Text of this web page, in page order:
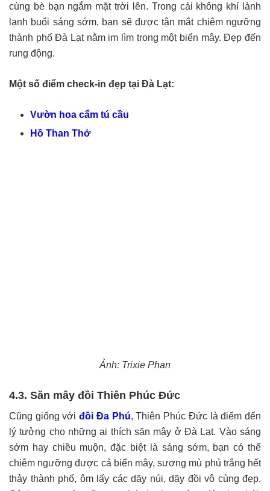
cùng bè bạn ngắm mặt trời lên. Trong cái không khí lành
lạnh buổi sáng sớm, bạn sẽ được tận mắt chiêm ngưỡng
thành phố Đà Lạt nằm im lìm trong một biển mây. Đẹp đến
rung động.
Một số điểm check-in đẹp tại Đà Lạt:
Vườn hoa cẩm tú cầu
Hồ Than Thở
Ảnh: Trixie Phan
4.3. Săn mây đồi Thiên Phúc Đức
Cũng giống vớiđồi Đa Phú, Thiên Phúc Đức là điểm đến
lý tưởng cho những ai thích săn mây ở Đà Lạt. Vào sáng
sớm hay chiều muộn, đặc biệt là sáng sớm, bạn có thể
chiêm ngưỡng được cả biển mây, sương mù phủ trắng hết
thảy thành phố, ôm lấy các dãy núi, dãy đồi vô cùng đẹp.